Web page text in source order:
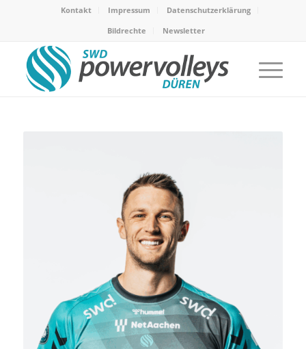
Kontakt Impressum
Datenschutzerklärung
Bildrechte
Newsletter